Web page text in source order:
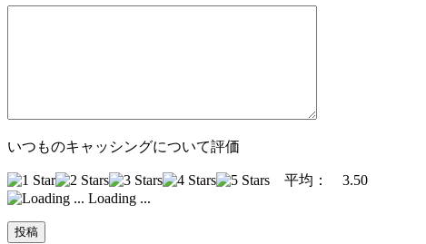
いつものキャッシングについて評価
平均： 3.50
Loading ...